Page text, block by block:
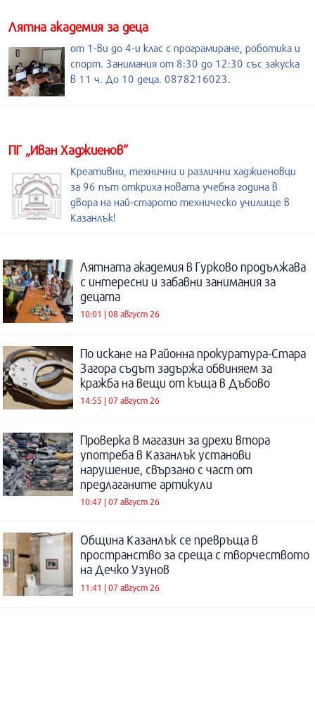
Лятна академия за деца
от 1-ви до 4-и клас с програмиране, роботика и
спорт. Занимания от 8:30 до 12:30 със закуска
в 11 ч. До 10 деца. 0878216023.
ПГ „Иван Хаджиенов”
Креативни, технични и различни хаджиеновци
за 96 път откриха новата учебна година в
двора на най-старото техническо училище в
Казанлък!
Лятната академия в Гурково продължава
с интересни и забавни занимания за
децата
10:01 | 08 август 26
По искане на Районна прокуратура-Стара
Загора съдът задържа обвиняем за
кражба на вещи от къща в Дъбово
14:55 | 07 август 26
Проверка в магазин за дрехи втора
употреба в Казанлък установи
нарушение, свързано с част от
предлаганите артикули
10:47 | 07 август 26
Община Казанлък се превръща в
пространство за среща с творчеството
на Дечко Узунов
11:41 | 07 август 26